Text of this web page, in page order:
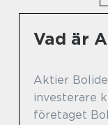
Vad är
Aktier
investerare
företaget